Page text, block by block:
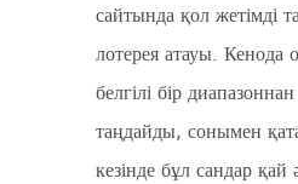
сайтында қол жетімді
лотерея атауы.
белгілі бір
таңдайды, сонымен
кезінде бұл сандар қай